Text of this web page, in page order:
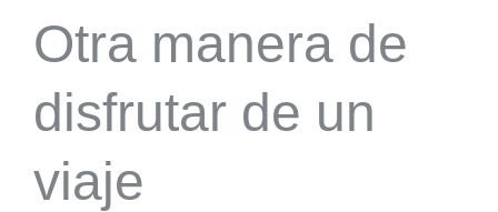
Otra manera de
disfrutar de un
viaje